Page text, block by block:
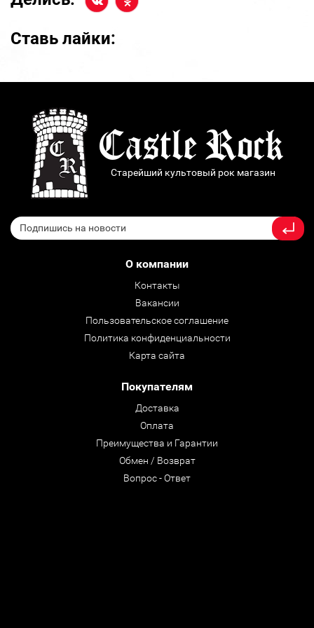
Ставь лайки:
Старейший культовый рок магазин
О компании
Контакты
Вакансии
Пользовательское соглашение
Политика конфиденциальности
Карта сайта
Покупателям
Доставка
Оплата
Преимущества и Гарантии
Обмен / Возврат
Вопрос - Ответ